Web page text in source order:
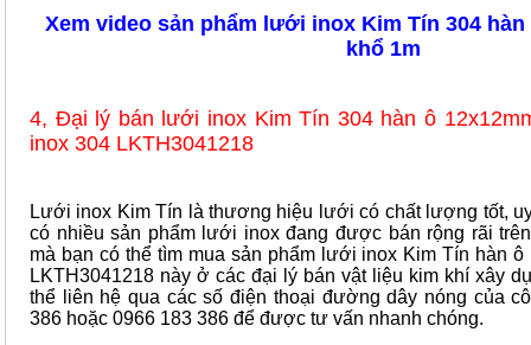
Xem video sản phẩm lưới inox Kim Tín 304
khổ 1m
4, Đại lý bán lưới inox Kim Tín 304 hàn ô
inox 304 LKTH3041218
Lưới inox Kim Tín là thương hiệu lưới có chất lượng tốt,
có nhiều sản phẩm lưới inox đang được bán rộng rãi
mà bạn có thể tìm mua sản phẩm lưới inox Kim Tín hàn
LKTH3041218 này ở các đại lý bán vật liệu kim khí xây
thể liên hệ qua các số điện thoại đường dây nóng của
386 hoặc 0966 183 386 để được tư vấn nhanh chóng.